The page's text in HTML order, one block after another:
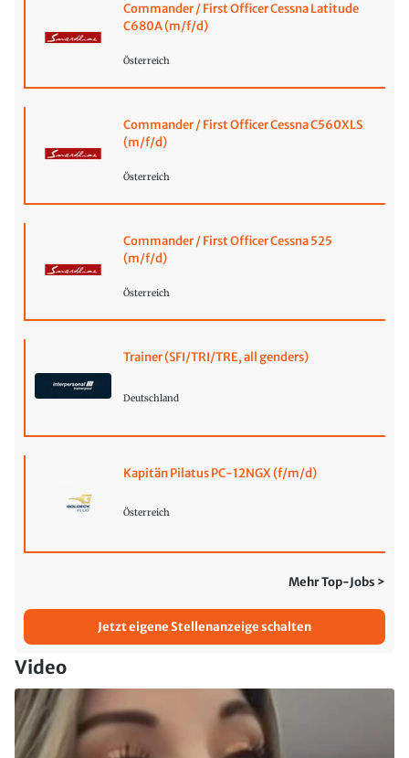
Commander / First Officer Cessna Latitude
C680A (m/f/d)
Österreich
Commander / First Officer Cessna C560XLS
(m/f/d)
Österreich
Commander / First Officer Cessna 525
(m/f/d)
Österreich
Trainer (SFI/TRI/TRE, all genders)
Deutschland
Kapitän Pilatus PC-12NGX (f/m/d)
Österreich
Mehr Top-Jobs >
Jetzt eigene Stellenanzeige schalten
Video